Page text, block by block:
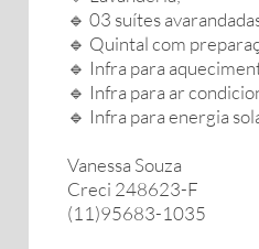
🔹️ 03 suítes
🔹️ Quintal com
🔹️ Infra para
🔹️ Infra para ar
🔹️ Infra para energia
Vanessa Souza
Creci 248623-F
(11)95683-1035